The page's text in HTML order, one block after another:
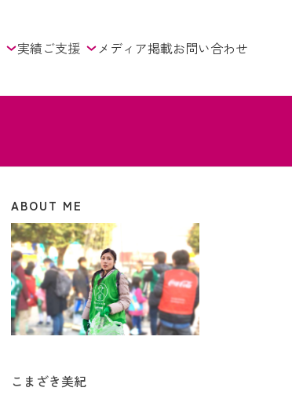
実績ご支援 メディア掲載お問い合わせ
ABOUT ME
こまざき美紀